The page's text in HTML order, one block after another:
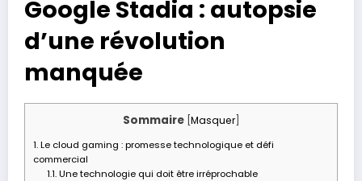
Google Stadia : autopsie
d’une révolution
manquée
Sommaire Masquer]
1.Le cloud gaming : promesse technologique et défi
commercial
1.1.Une technologie qui doit être irréprochable